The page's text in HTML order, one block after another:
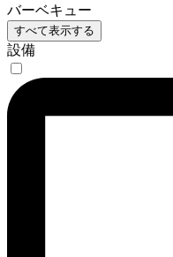
バーベキュー
すべて表示する
設備